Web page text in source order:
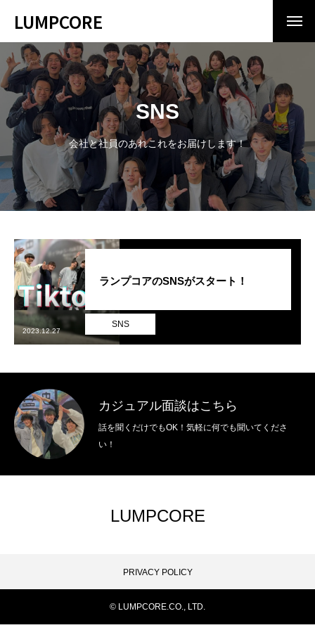
LUMPCORE
COMPANY 会社情報
ランプコアとは
No.1ベンチャー企業ランプコアの秘密
INTERVIEW スタッフ紹介
CULTURE 夢忠人
RECRUIT
カジュアル面談について
新卒採用
中途採用
経験者採用
業務委託求人
独立支援求人
SNS
会社と社員のあれこれをお届けします！
SNS
ランプコアのSNSがスタート！
2023.12.27
カジュアル面談はこちら
話を聞くだけでもOK！気軽に何でも聞いてくださ
い！
LUMPCORE
PRIVACY POLICY
© LUMPCORE.CO., LTD.
＼カジュアル面談実施中／